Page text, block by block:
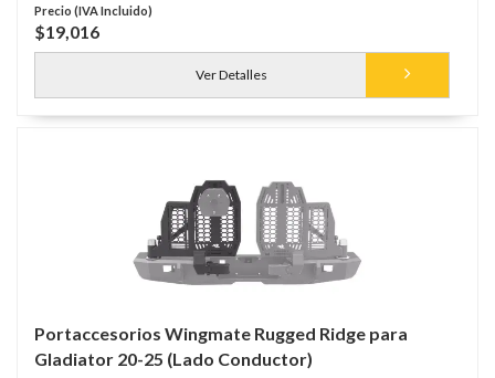
$19,016
Ver Detalles
Portaccesorios Wingmate Rugged Ridge para
Gladiator 20-25 (Lado Conductor)